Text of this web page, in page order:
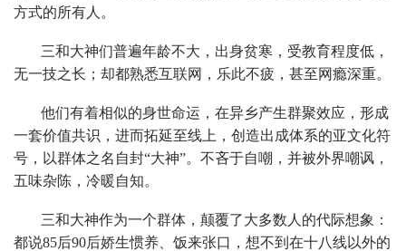
方式的所有人。
三和大神们普遍年龄不大，出身贫寒，受教育程度低，
无一技之长；却都熟悉互联网，乐此不疲，甚至网瘾深重。
他们有着相似的身世命运，在异乡产生群聚效应，形成
一套价值共识，进而拓延至线上，创造出成体系的亚文化符
号，以群体之名自封“大神”。不吝于自嘲，并被外界嘲讽，
五味杂陈，冷暖自知。
三和大神作为一个群体，颠覆了大多数人的代际想象：
都说85后90后娇生惯养、饭来张口，想不到在十八线以外的